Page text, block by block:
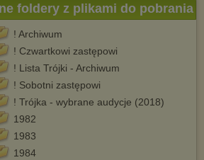
foldery z plikami do pobrania
! Archiwum
! Czwartkowi zastępowi
! Lista Trójki - Archiwum
! Sobotni zastępowi
! Trójka - wybrane audycje (2018)
1982
1983
1984